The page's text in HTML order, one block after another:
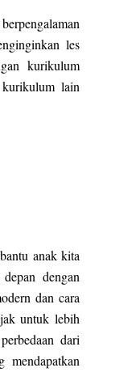
les
kurikulum
lain
anak kita
dengan
dan cara
untuk lebih
dari
mendapatkan